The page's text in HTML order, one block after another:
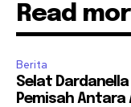
Read
Berita
Selat
Pemisah Antara